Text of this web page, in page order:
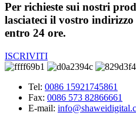
Per richieste sui nostri
lasciateci il vostro
entro 24 ore.
ISCRIVITI
Tel: 0086 15921745861
Fax: 0086 573 82866661
E-mail: